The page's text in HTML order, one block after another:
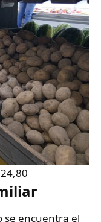
se encuentra el